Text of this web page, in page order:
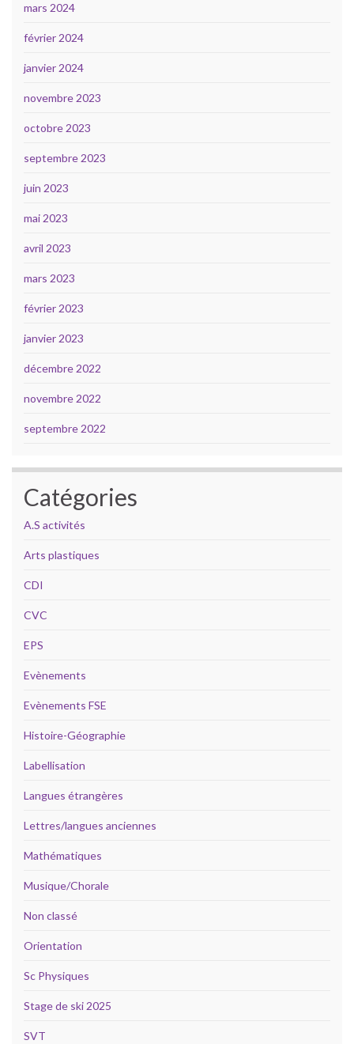
mars 2024
février 2024
janvier 2024
novembre 2023
octobre 2023
septembre 2023
juin 2023
mai 2023
avril 2023
mars 2023
février 2023
janvier 2023
décembre 2022
novembre 2022
septembre 2022
Catégories
A.S activités
Arts plastiques
CDI
CVC
EPS
Evènements
Evènements FSE
Histoire-Géographie
Labellisation
Langues étrangères
Lettres/langues anciennes
Mathématiques
Musique/Chorale
Non classé
Orientation
Sc Physiques
Stage de ski 2025
SVT